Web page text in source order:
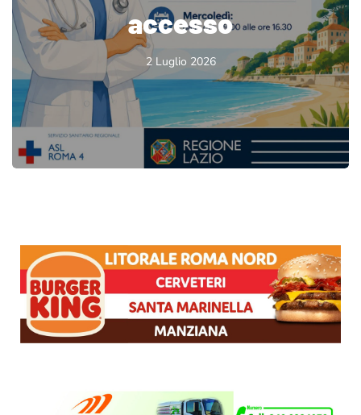
accesso
2 Luglio 2026